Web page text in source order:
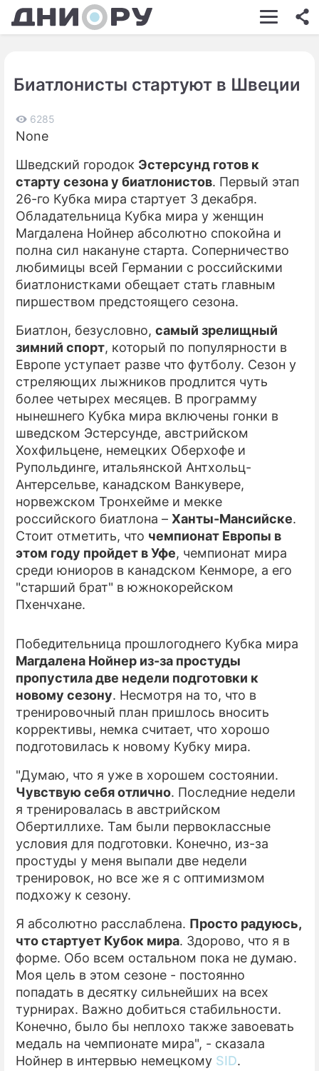
ШОУ-БИЗНЕС
КИНО
ЭКОНОМИКА
ПРОИСШЕСТВИЯ
СОННИК
СТИЛЬ ЖИЗНИ
СЕРИАЛЫ
ПРЕСС-РЕЛИЗЫ
О ПРОЕКТЕ
Биатлонисты стартуют в Швеции
6285
None
Шведский городок Эстерсунд готов к
старту сезона у биатлонистов. Первый этап
26-го Кубка мира стартует 3 декабря.
Обладательница Кубка мира у женщин
Магдалена Нойнер абсолютно спокойна и
полна сил накануне старта. Соперничество
любимицы всей Германии с российскими
биатлонистками обещает стать главным
пиршеством предстоящего сезона.
Биатлон, безусловно, самый зрелищный
зимний спорт, который по популярности в
Европе уступает разве что футболу. Сезон у
стреляющих лыжников продлится чуть
более четырех месяцев. В программу
нынешнего Кубка мира включены гонки в
шведском Эстерсунде, австрийском
Хохфильцене, немецких Оберхофе и
Рупольдинге, итальянской Антхольц-
Антерсельве, канадском Ванкувере,
норвежском Тронхейме и мекке
российского биатлона – Ханты-Мансийске.
Стоит отметить, что чемпионат Европы в
этом году пройдет в Уфе, чемпионат мира
среди юниоров в канадском Кенморе, а его
"старший брат" в южнокорейском
Пхенчхане.
Победительница прошлогоднего Кубка мира
Магдалена Нойнер из-за простуды
пропустила две недели подготовки к
новому сезону. Несмотря на то, что в
тренировочный план пришлось вносить
коррективы, немка считает, что хорошо
подготовилась к новому Кубку мира.
"Думаю, что я уже в хорошем состоянии.
Чувствую себя отлично. Последние недели
я тренировалась в австрийском
Обертиллихе. Там были первоклассные
условия для подготовки. Конечно, из-за
простуды у меня выпали две недели
тренировок, но все же я с оптимизмом
подхожу к сезону.
Я абсолютно расслаблена. Просто радуюсь,
что стартует Кубок мира. Здорово, что я в
форме. Обо всем остальном пока не думаю.
Моя цель в этом сезоне - постоянно
попадать в десятку сильнейших на всех
турнирах. Важно добиться стабильности.
Конечно, было бы неплохо также завоевать
медаль на чемпионате мира", - сказала
Нойнер в интервью немецкому SID.